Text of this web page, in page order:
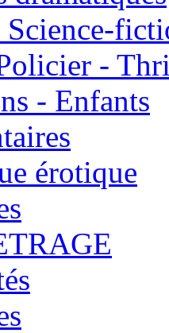
-
- Enfants
érotique